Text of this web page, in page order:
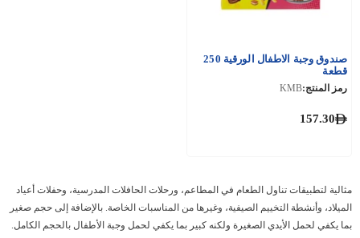
صندوق وجبة الاطفال الورقية 250
قطعة
رمز المنتج:KMB
157.30
مثالية لتطبيقات تناول الطعام في المطاعم، ورحلات الحافلات المدرسية، وحفلات أعياد
الميلاد، وأنشطة التخييم الصيفية، وغيرها من المناسبات الخاصة. بالإضافة إلى حجم صغير
بما يكفي لحمل الأيدي الصغيرة ولكنه كبير بما يكفي لحمل وجبة الأطفال بالحجم الكامل.